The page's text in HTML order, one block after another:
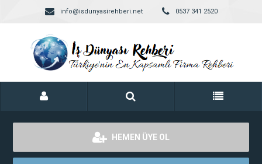
info@isdunyasirehberi.net 0537 341 2520
HEMEN ÜYE OL